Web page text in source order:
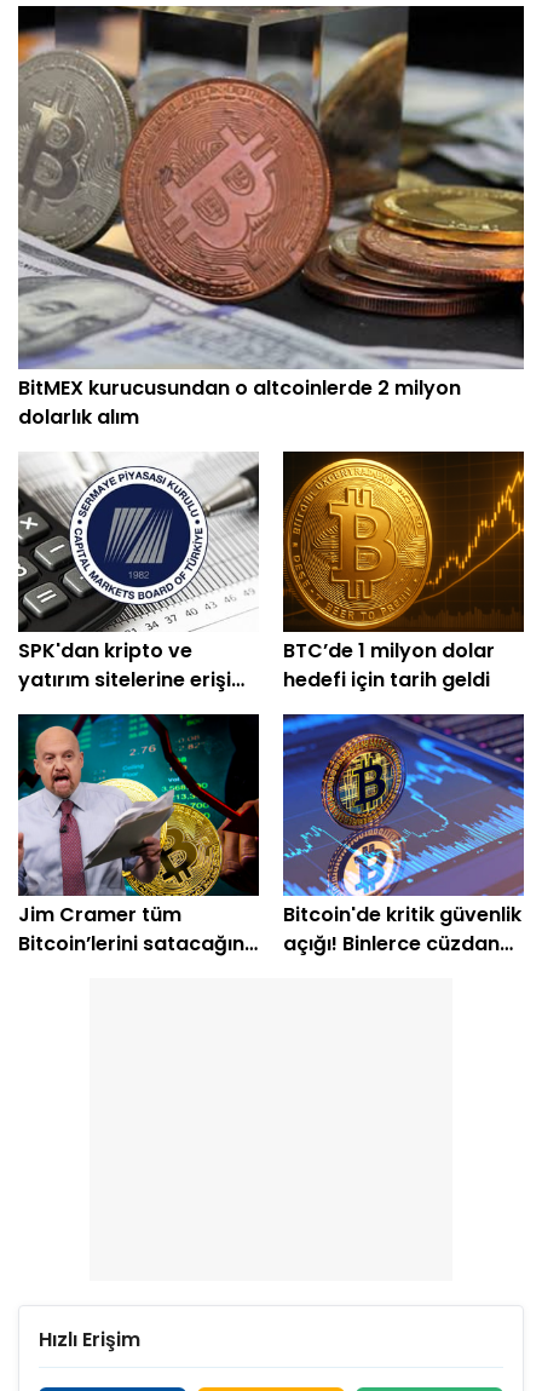
BitMEX kurucusundan o altcoinlerde 2 milyon
dolarlık alım
SPK'dan kripto ve
yatırım sitelerine erişim
engeli
BTC’de 1 milyon dolar
hedefi için tarih geldi
Jim Cramer tüm
Bitcoin’lerini satacağını
Bitcoin'de kritik güvenlik
açığı! Binlerce cüzdan
Hızlı Erişim